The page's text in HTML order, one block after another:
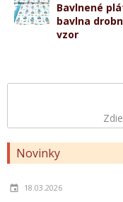
Bavlnené
bavlna
vzor
Novinky
18.03.2026